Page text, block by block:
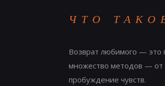
ЧТО
Возврат любимого — это
множество методов — от
пробуждение чувств.